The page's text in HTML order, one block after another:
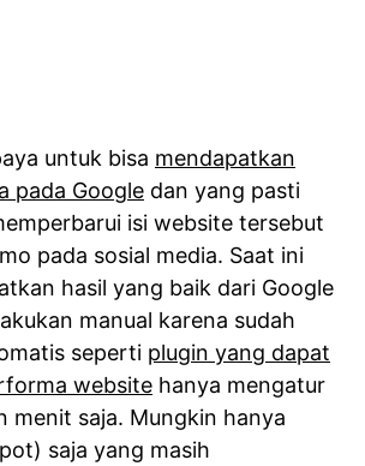
untuk bisa mendapatkan
pada Google dan yang pasti
isi website tersebut
pada sosial media. Saat ini
hasil yang baik dari Google
manual karena sudah
seperti plugin yang dapat
website hanya mengatur
menit saja. Mungkin hanya
saja yang masih